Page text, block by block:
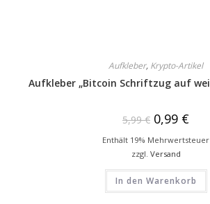
Aufkleber, Krypto-Artikel
Aufkleber „Bitcoin Schriftzug auf
5,99€ 0,99 €
Enthält 19% Mehrwertsteuer
zzgl. Versand
In den Warenkorb